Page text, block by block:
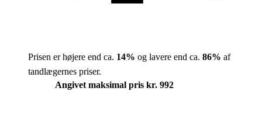
Prisen er højere end ca. 14% og lavere end ca. 86% af
tandlægernes priser.
Angivet maksimal pris kr. 992